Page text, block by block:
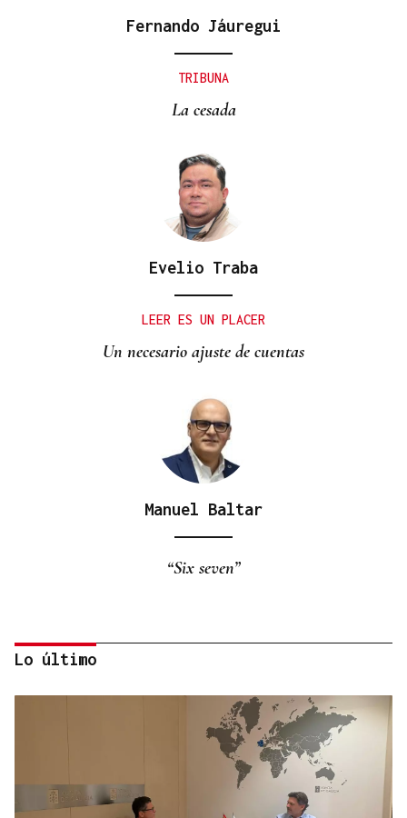
Fernando Jáuregui
TRIBUNA
La cesada
Evelio Traba
LEER ES UN PLACER
Un necesario ajuste de cuentas
Manuel Baltar
“Six seven”
Eduardo Medrano
Primera carrera de Ascot
Lo último